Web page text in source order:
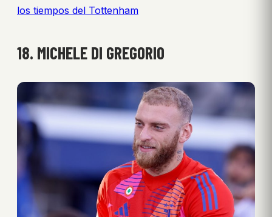
los tiempos del Tottenham
18. MICHELE DI GREGORIO